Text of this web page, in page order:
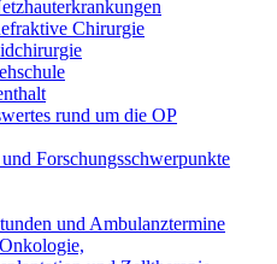
Chirurgie
rund um die OP
Forschungsschwerpunkte
und Ambulanztermine